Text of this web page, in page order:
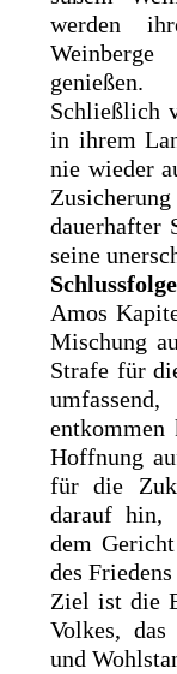
werden
genießen.
Schließlich
in ihrem
nie wieder
dauerhafter
seine
Amos
Mischung
Strafe für
Hoffnung
für die
darauf hin,
dem
des
Ziel ist die
Volkes,
und